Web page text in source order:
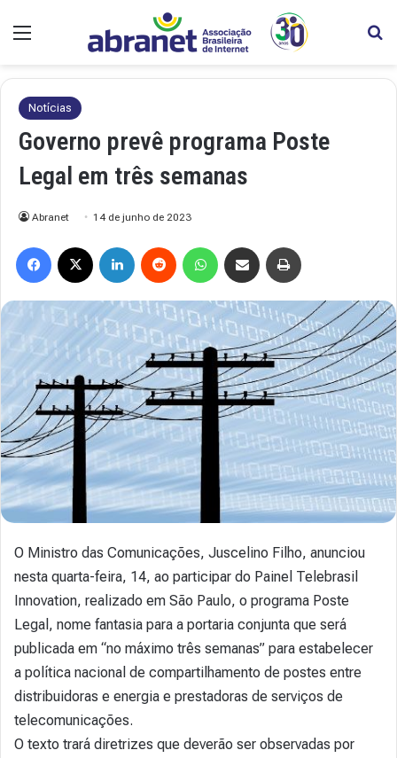
Notícias
Governo prevê programa Poste
Legal em três semanas
Abranet 14 de junho de 2023
O Ministro das Comunicações, Juscelino Filho, anunciou
nesta quarta-feira, 14, ao participar do Painel Telebrasil
Innovation, realizado em São Paulo, o programa Poste
Legal, nome fantasia para a portaria conjunta que será
publicada em “no máximo três semanas” para estabelecer
a política nacional de compartilhamento de postes entre
distribuidoras e energia e prestadoras de serviços de
telecomunicações.
O texto trará diretrizes que deverão ser observadas por